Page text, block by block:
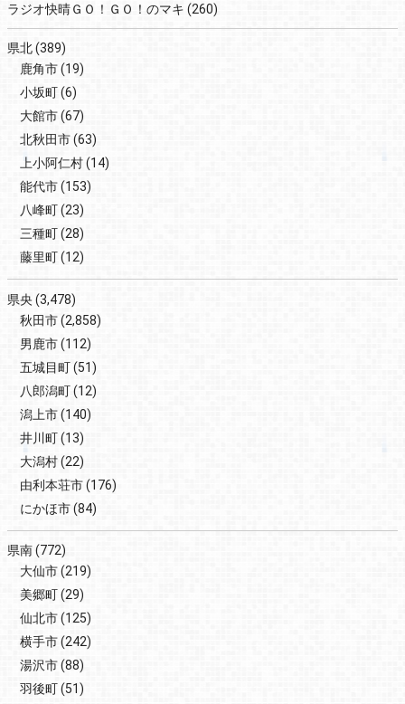
ラジオ快晴ＧＯ！ＧＯ！のマキ (260)
県北(389)
鹿角市(19)
小坂町(6)
大館市(67)
北秋田市(63)
上小阿仁村(14)
能代市(153)
八峰町(23)
三種町(28)
藤里町(12)
県央 (3,478)
秋田市(2,858)
男鹿市(112)
五城目町(51)
八郎潟町(12)
潟上市(140)
井川町(13)
大潟村(22)
由利本荘市(176)
にかほ市(84)
県南(772)
大仙市(219)
美郷町(29)
仙北市(125)
横手市(242)
湯沢市(88)
羽後町(51)